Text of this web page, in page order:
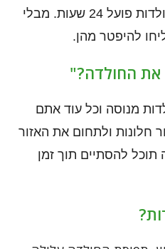
העובדה כי שירות לוכד החולדות פועל 24 שעות. מבלי
להיפטר מהן.
את החולדה?"
מנוסה וכל עוד אתם
חלונות ולתחום את האזור
תוכל להסתיים תוך זמן